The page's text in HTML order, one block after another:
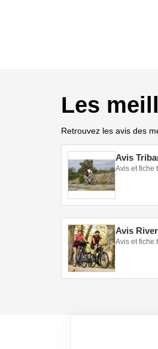
Les
Retrouvez les avis des
Avis
Avis et fiche
Avis
Avis et fiche